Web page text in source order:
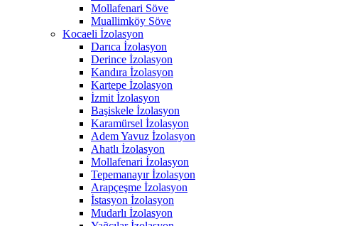
Mollafenari Söve
Muallimköy Söve
Kocaeli İzolasyon
Darıca İzolasyon
Derince İzolasyon
Kandıra İzolasyon
Kartepe İzolasyon
İzmit İzolasyon
Başiskele İzolasyon
Karamürsel İzolasyon
Adem Yavuz İzolasyon
Ahatlı İzolasyon
Mollafenari İzolasyon
Tepemanayır İzolasyon
Arapçeşme İzolasyon
İstasyon İzolasyon
Mudarlı İzolasyon